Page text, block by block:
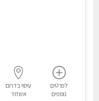
לפרטים
נוספים
עיסוי בדרום
אשדוד